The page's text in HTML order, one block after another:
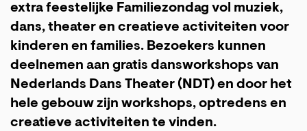
extra feestelijke Familiezondag vol muziek,
dans, theater en creatieve activiteiten voor
kinderen en families. Bezoekers kunnen
deelnemen aan gratis dansworkshops van
Nederlands Dans Theater (NDT) en door het
hele gebouw zijn workshops, optredens en
creatieve activiteiten te vinden.